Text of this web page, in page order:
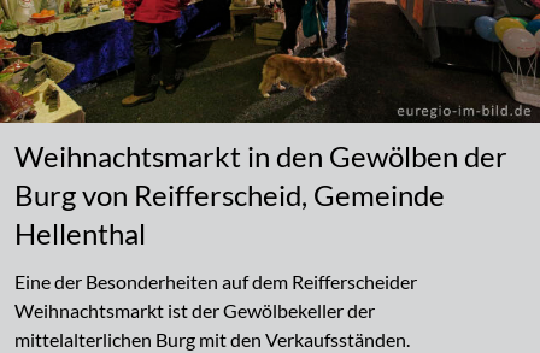
Weihnachtsmarkt in den Gewölben der
Burg von Reifferscheid, Gemeinde
Hellenthal
Eine der Besonderheiten auf dem Reifferscheider
Weihnachtsmarkt ist der Gewölbekeller der
mittelalterlichen Burg mit den Verkaufsständen.